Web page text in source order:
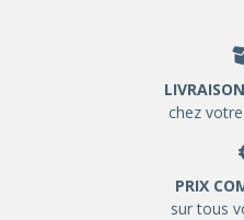
chez
PRIX
sur tous